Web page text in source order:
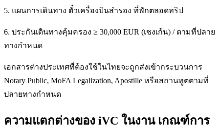
5. แผนการเดินทาง ตั๋วเครื่องบินสำรอง ที่พักตลอดทริป
6. ประกันเดินทางคุ้มครอง ≥ 30,000 EUR (เชงเก้น) / ตามที่ปลาย
ทางกำหนด
เอกสารต่างประเทศที่ต้องใช้ในไทยจะถูกส่งเข้ากระบวนการ
Notary Public, MoFA Legalization, Apostille หรือสถานทูตตามที่
ปลายทางกำหนด
ความแตกต่างของ iVC ในงาน เกณฑ์การ